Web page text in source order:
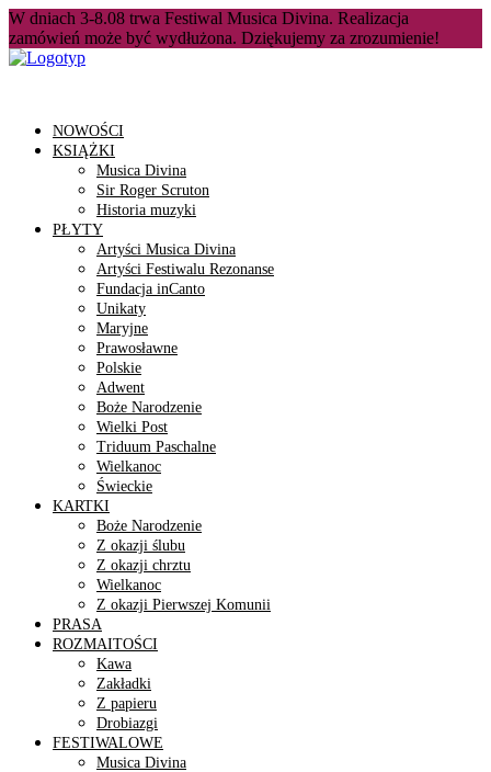
W dniach 3-8.08 trwa Festiwal Musica Divina. Realizacja
zamówień może być wydłużona. Dziękujemy za zrozumienie!
NOWOŚCI
KSIĄŻKI
Musica Divina
Sir Roger Scruton
Historia muzyki
PŁYTY
Artyści Musica Divina
Artyści Festiwalu Rezonanse
Fundacja inCanto
Unikaty
Maryjne
Prawosławne
Polskie
Adwent
Boże Narodzenie
Wielki Post
Triduum Paschalne
Wielkanoc
Świeckie
KARTKI
Boże Narodzenie
Z okazji ślubu
Z okazji chrztu
Wielkanoc
Z okazji Pierwszej Komunii
PRASA
ROZMAITOŚCI
Kawa
Zakładki
Z papieru
Drobiazgi
FESTIWALOWE
Musica Divina